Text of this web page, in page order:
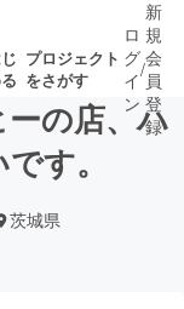
プロジェクト
をさがす
近いプ
ト
ロ
グ
イ
ン
/
新
規
会
員
登
録
の店、ハ
す。
茨城県